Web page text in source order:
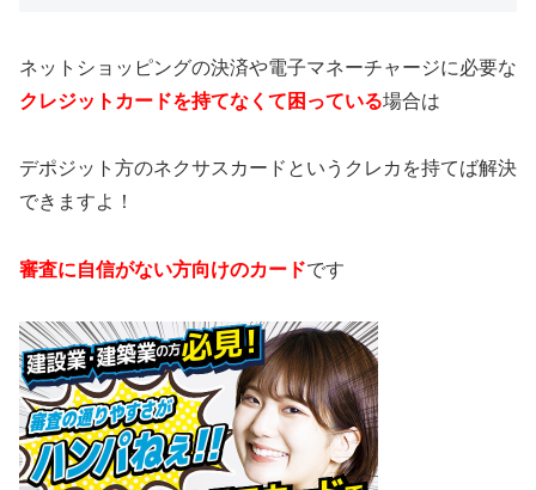
ネットショッピングの決済や電子マネーチャージに必要な
クレジットカードを持てなくて困っている場合は
デポジット方のネクサスカードというクレカを持てば解決
できますよ！
審査に自信がない方向けのカードです